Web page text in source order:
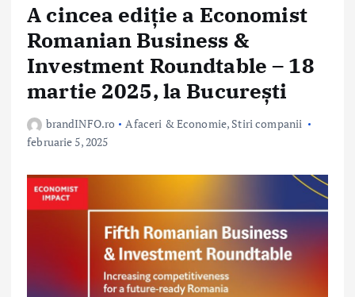
A cincea ediție a Economist
Romanian Business &
Investment Roundtable – 18
martie 2025, la București
brandINFO.ro Afaceri & Economie, Stiri companii
februarie 5, 2025